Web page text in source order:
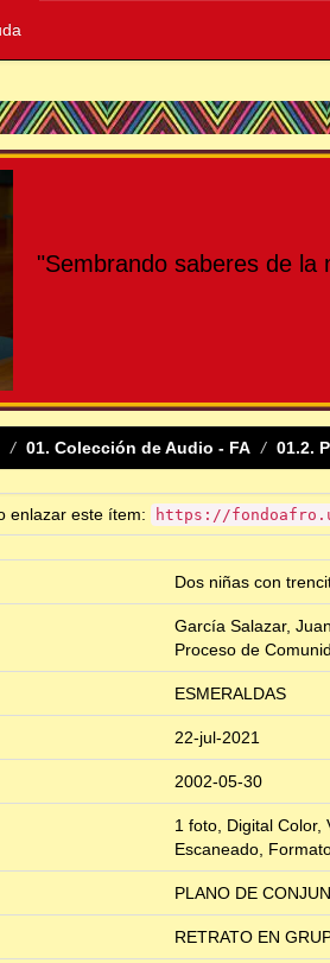
"Sembrando saberes de la
01. Colección de Audio - FA 01.2.
enlazar este ítem: https://
Dos niñas con
García Salazar, Juan
Proceso de
ESMERALDAS
22-jul-2021
2002-05-30
1 foto, Digital Color,
Escaneado,
PLANO DE
RETRATO EN